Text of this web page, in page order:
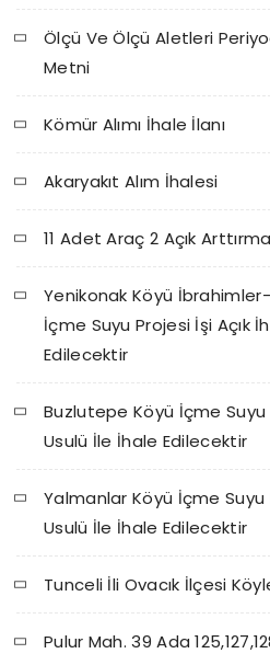
Ölçü Ve Ölçü Aletleri
Metni
Kömür Alımı İhale İlanı
Akaryakıt Alım İhalesi
11 Adet Araç 2 Açık
Yenikonak Köyü
İçme Suyu Projesi İşi Açık
Edilecektir
Buzlutepe Köyü İçme Suyu
Usulü İle İhale Edilecektir
Yalmanlar Köyü İçme Suyu
Usulü İle İhale Edilecektir
Tunceli İli Ovacık İlçesi
Pulur Mah. 39 Ada